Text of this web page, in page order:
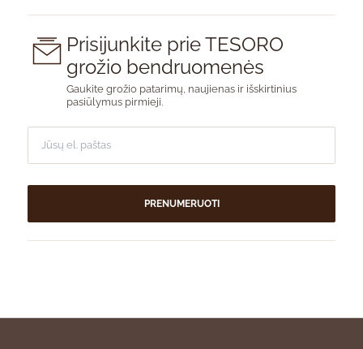
Prisijunkite prie TESORO
grožio bendruomenės
Gaukite grožio patarimų, naujienas ir išskirtinius
pasiūlymus pirmieji.
PRENUMERUOTI